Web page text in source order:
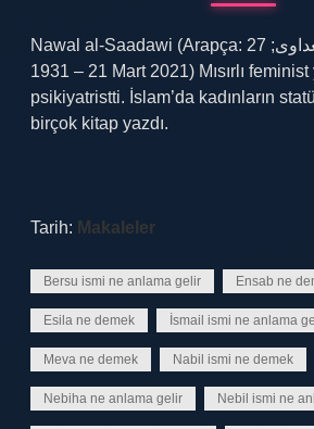
Nawal al-Saadawi (Arapça: نوال السعداوى; 27 Ekim
1931 – 21 Mart 2021) Mısırlı
psikiyatristti. İslam’da kadınların
birçok kitap yazdı.
Tarih: Makaleler
Bersu ismi ne anlama gelir Ensab ne
Esila ne demek İsmail ismi ne anlama
Meva ne demek Nabil ismi ne demek
Nebiha ne anlama gelir Nebil ismi ne